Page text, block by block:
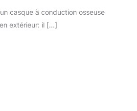
casque à conduction osseuse
extérieur: il […]